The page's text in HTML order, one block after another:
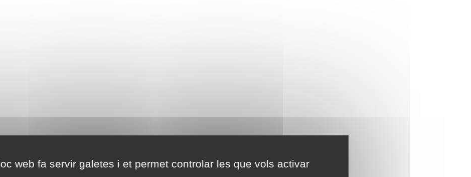
web fa servir galetes i et permet controlar les que vols activar